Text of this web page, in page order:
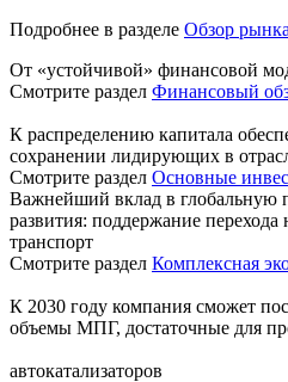
Подробнее в разделе Обзор
От «устойчивой» финансовой
Смотрите раздел Финансовый
К распределению капитала
сохранении лидирующих в
Смотрите раздел Основные
Важнейший вклад в глобальную
развития: поддержание перехода
транспорт
Смотрите раздел Комплексная
К 2030 году компания сможет
объемы МПГ, достаточные для
автокатализаторов